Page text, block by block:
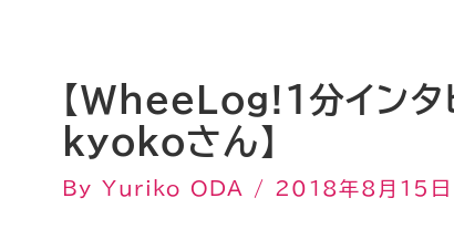
【WheeLog!１分インタ
kyokoさん】
ByYuriko ODA / 2018年8月15日